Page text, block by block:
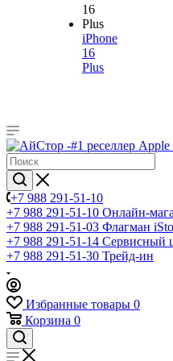
iPhone
16
Plus
+7 988 291-51-10
+7 988 291-51-10 Онлайн-
+7 988 291-51-03 Флагман
+7 988 291-51-14 Сервисный
+7 988 291-51-30 Трейд-ин
Избранные товары 0
Корзина 0